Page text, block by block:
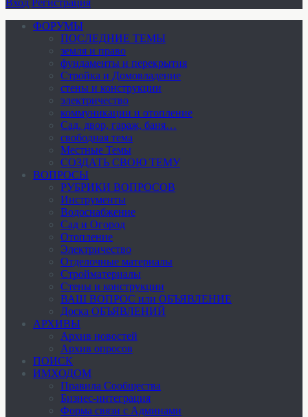
Вход Регистрация
ФОРУМЫ
ПОСЛЕДНИЕ ТЕМЫ
земля и право
фундаменты и перекрытия
Стройка и Домовладение
стены и конструкции
электричество
коммуникации и отопление
Cад, двор, гараж, баня…
свободная тема
Местные Темы
СОЗДАТЬ СВОЮ ТЕМУ
ВОПРОСЫ
РУБРИКИ ВОПРОСОВ
Инструменты
Водоснабжение
Сад и Огород
Отопление
Электричество
Отделочные материалы
Стройматериалы
Стены и конструкции
ВАШ ВОПРОС или ОБЪЯВЛЕНИЕ
Доска ОБЪЯВЛЕНИЙ
АРХИВЫ
Архив новостей
Архив опросов
ПОИСК
ИМХОДОМ
Правила Сообщества
Бизнес-интеграция
Форма связи с Админами